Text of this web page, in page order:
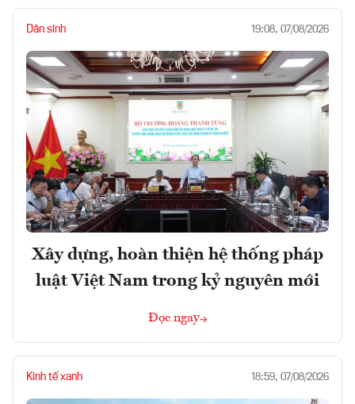
Dân sinh 19:08, 07/08/2026
Xây dựng, hoàn thiện hệ thống pháp
luật Việt Nam trong kỷ nguyên mới
Đọc ngay
Kinh tế xanh 18:59, 07/08/2026